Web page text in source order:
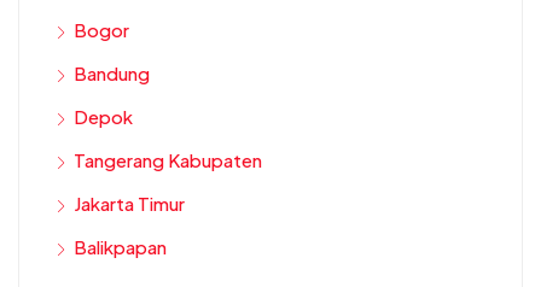
Bogor
Bandung
Depok
Tangerang Kabupaten
Jakarta Timur
Balikpapan